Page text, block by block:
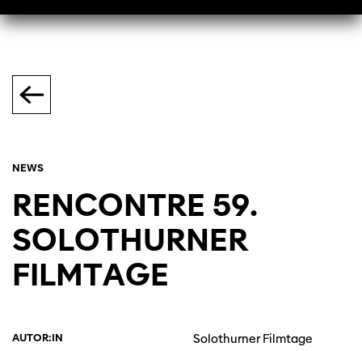
NEWS
RENCONTRE 59.
SOLOTHURNER
FILMTAGE
AUTOR:IN Solothurner Filmtage